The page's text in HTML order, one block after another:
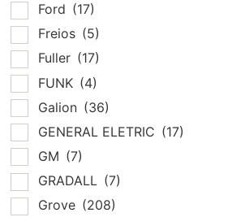
Ford (17)
Freios (5)
Fuller (17)
FUNK (4)
Galion (36)
GENERAL ELETRIC (17)
GM (7)
GRADALL (7)
Grove (208)